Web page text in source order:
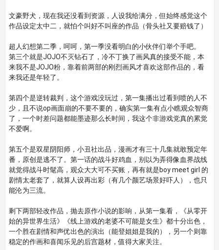
文豪野犬，现在我还没看到资源，人设我给满分，但始终感觉这个
作品设定太中二，就怕个叫好不叫座的作品（骨头社又要赔钱了）
超人幻想第二季，呵呵，第一季没看明白的小伙伴们举个手吧。
第三个就是JOJO不灭钻石了，冷不丁换了画风真的接受不能，本
来我不是JOJO粉，靠着前两部的刚烈画风才喜欢这部作品的，看
来我还是年轻了。
第四个是逆转裁判，这个游戏没玩过，第一集播出过看到喷的人不
少，且不说op画面崩的不要不要的，确实第一集有点小瞧观众智商
了，一个时差问题都能墨迹那么长时间，我这个非游戏党真的累觉
不爱啊。
第五个是双星阴阳师，小丑社出品，漫画才有三十几集就敢预定年
番，原创是逃不了。第一话的战斗好鸡血，别以为弄得像血界战线
就觉得战斗时髦高，观众大大可不买账，再有就是boy meet girl 的
剧情太老套了，就算人设再出彩（有几个颜艺场景好吓人），也只
能沦为三流。
剩下两部轻改作品，抛去原作小说的影响，从第一集看，《从零开
始的异世界生活》《线上游戏的老婆不可能是女生》都十分出色，
一个胜在剧情和声优出色的演出（能登姐姐是我的），另一个则靠
稳定的作画和喜闻乐见的后宫题材，值得大家关注。